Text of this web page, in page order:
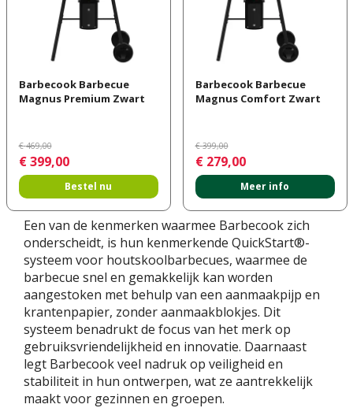
Barbecook Barbecue
Magnus Premium Zwart
€ 469,00
€ 399,00
Bestel nu
Barbecook Barbecue
Magnus Comfort Zwart
€ 399,00
€ 279,00
Meer info
Een van de kenmerken waarmee Barbecook zich
onderscheidt, is hun kenmerkende QuickStart®-
systeem voor houtskoolbarbecues, waarmee de
barbecue snel en gemakkelijk kan worden
aangestoken met behulp van een aanmaakpijp en
krantenpapier, zonder aanmaakblokjes. Dit
systeem benadrukt de focus van het merk op
gebruiksvriendelijkheid en innovatie. Daarnaast
legt Barbecook veel nadruk op veiligheid en
stabiliteit in hun ontwerpen, wat ze aantrekkelijk
maakt voor gezinnen en groepen.